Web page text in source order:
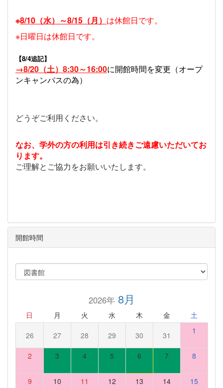
※8/10（水）～8/15（月） は休館日です。
※日曜日は休館日です。
【8/4追記】
→8/20（土）8:30～16:00に開館時間を変更（オープ
ンキャンパスの為）
どうぞご利用ください。
なお、学外の方の利用は引き続きご遠慮いただいてお
ります。
ご理解とご協力をお願いいたします。
開館時間
2026年8月
日 月 火 水 木 金 土
26 27 28 29 30 31 1
2 3 4 5 6 7 8
9 10 11 12 13 14 15